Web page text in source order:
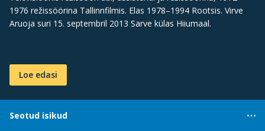
1976 režissöörina Tallinnfilmis. Elas 1978–1994 Rootsis. Virve
Aruoja suri 15. septembril 2013 Sarve külas Hiiumaal.
Loe edasi
Seotud isikud